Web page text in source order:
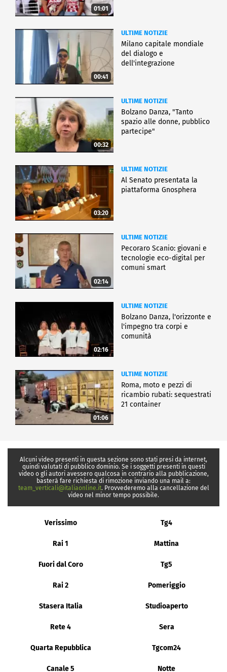
01:01
00:41
ULTIME NOTIZIE
Milano capitale mondiale
del dialogo e
dell'integrazione
00:32
ULTIME NOTIZIE
Bolzano Danza, "Tanto
spazio alle donne, pubblico
partecipe"
03:20
ULTIME NOTIZIE
Al Senato presentata la
piattaforma Gnosphera
02:14
ULTIME NOTIZIE
Pecoraro Scanio: giovani e
tecnologie eco-digital per
comuni smart
02:16
ULTIME NOTIZIE
Bolzano Danza, l'orizzonte e
l'impegno tra corpi e
comunità
01:06
ULTIME NOTIZIE
Roma, moto e pezzi di
ricambio rubati: sequestrati
21 container
Alcuni video presenti in questa sezione sono stati presi da internet,
quindi valutati di pubblico dominio. Se i soggetti presenti in questi
video o gli autori avessero qualcosa in contrario alla pubblicazione,
basterà fare richiesta di rimozione inviando una mail a:
team_verticali@italiaonline.it. Provvederemo alla cancellazione del
video nel minor tempo possibile.
Verissimo Tg4
Rai 1 Mattina
Fuori dal Coro Tg5
Rai 2 Pomeriggio
Stasera Italia Studioaperto
Rete 4 Sera
Quarta Repubblica Tgcom24
Canale 5 Notte